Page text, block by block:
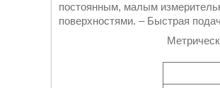
постоянным, малым
поверхностями. – Быстрая